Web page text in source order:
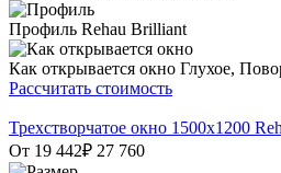
Профиль Rehau Brilliant
Как открывается окно Глухое,
Рассчитать стоимость
Трехстворчатое окно 1500х1200
От 19 442₽ 27 760